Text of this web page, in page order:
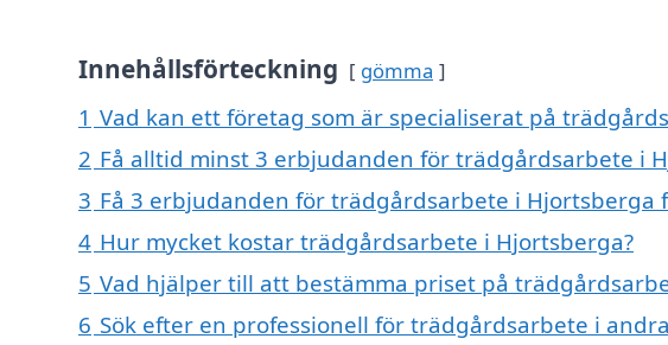
Innehållsförteckning gömma
1 Vad kan ett företag som är specialiserat på
2 Få alltid minst 3 erbjudanden för trädgårdsarbete i
3 Få 3 erbjudanden för trädgårdsarbete i Hjortsberga
4 Hur mycket kostar trädgårdsarbete i Hjortsberga?
5 Vad hjälper till att bestämma priset på
6 Sök efter en professionell för trädgårdsarbete i